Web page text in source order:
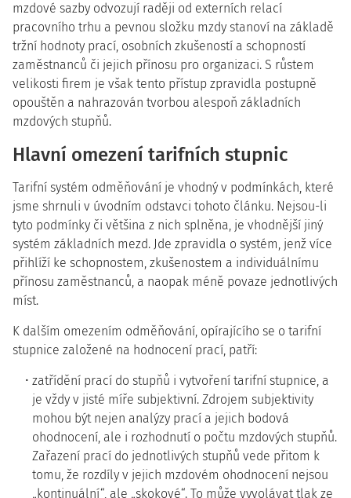
mzdové sazby odvozují raději od externích relací
pracovního trhu a pevnou složku mzdy stanoví na základě
tržní hodnoty prací, osobních zkušeností a schopností
zaměstnanců či jejich přínosu pro organizaci. S růstem
velikosti firem je však tento přístup zpravidla postupně
opouštěn a nahrazován tvorbou alespoň základních
mzdových stupňů.
Hlavní omezení tarifních stupnic
Tarifní systém odměňování je vhodný v podmínkách, které
jsme shrnuli v úvodním odstavci tohoto článku. Nejsou-li
tyto podmínky či většina z nich splněna, je vhodnější jiný
systém základních mezd. Jde zpravidla o systém, jenž více
přihlíží ke schopnostem, zkušenostem a individuálnímu
přínosu zaměstnanců, a naopak méně povaze jednotlivých
míst.
K dalším omezením odměňování, opírajícího se o tarifní
stupnice založené na hodnocení prací, patří:
zatřídění prací do stupňů i vytvoření tarifní stupnice, a
je vždy v jisté míře subjektivní. Zdrojem subjektivity
mohou být nejen analýzy prací a jejich bodová
ohodnocení, ale i rozhodnutí o počtu mzdových stupňů.
Zařazení prací do jednotlivých stupňů vede přitom k
tomu, že rozdíly v jejich mzdovém ohodnocení nejsou
„kontinuální“, ale „skokové“. To může vyvolávat tlak ze